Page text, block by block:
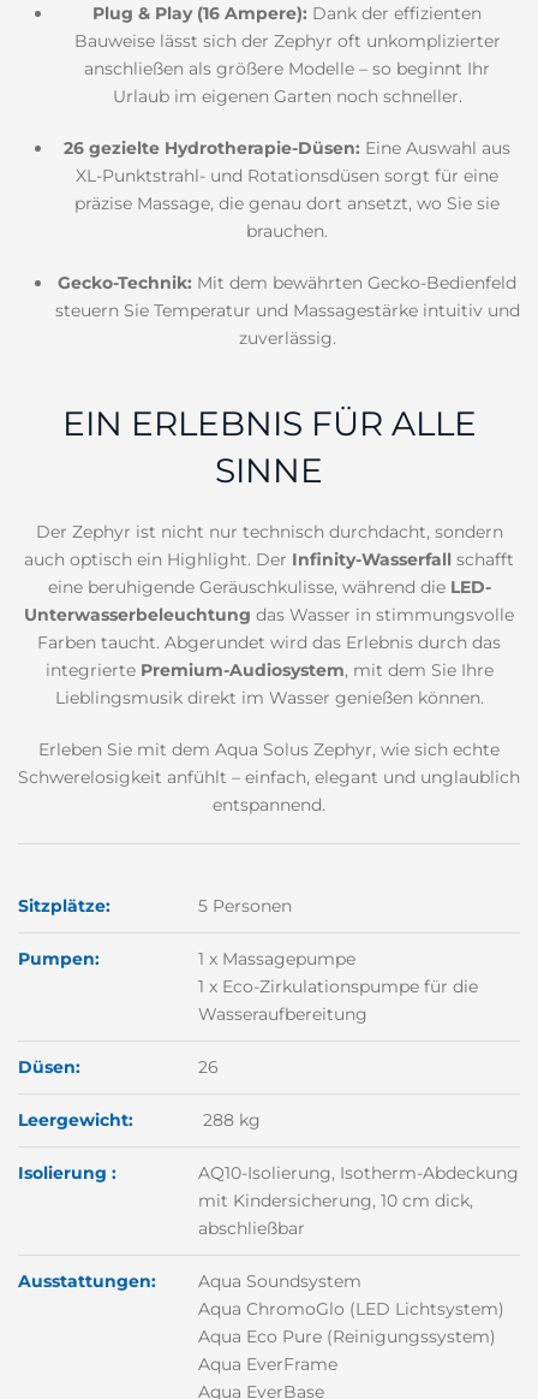
Plug & Play (16 Ampere): Dank der effizienten
Bauweise lässt sich der Zephyr oft unkomplizierter
anschließen als größere Modelle – so beginnt Ihr
Urlaub im eigenen Garten noch schneller.
26 gezielte Hydrotherapie-Düsen: Eine Auswahl aus
XL-Punktstrahl- und Rotationsdüsen sorgt für eine
präzise Massage, die genau dort ansetzt, wo Sie sie
brauchen.
Gecko-Technik: Mit dem bewährten Gecko-Bedienfeld
steuern Sie Temperatur und Massagestärke intuitiv und
zuverlässig.
EIN ERLEBNIS FÜR ALLE
SINNE
Der Zephyr ist nicht nur technisch durchdacht, sondern
auch optisch ein Highlight. Der Infinity-Wasserfall schafft
eine beruhigende Geräuschkulisse, während die LED-
Unterwasserbeleuchtung das Wasser in stimmungsvolle
Farben taucht. Abgerundet wird das Erlebnis durch das
integrierte Premium-Audiosystem, mit dem Sie Ihre
Lieblingsmusik direkt im Wasser genießen können.
Erleben Sie mit dem Aqua Solus Zephyr, wie sich echte
Schwerelosigkeit anfühlt – einfach, elegant und unglaublich
entspannend.
Sitzplätze: 5 Personen
Pumpen:
1 x Massagepumpe
1 x Eco-Zirkulationspumpe für die
Wasseraufbereitung
Düsen: 26
Leergewicht: 288 kg
Isolierung :
AQ10-Isolierung, Isotherm-Abdeckung
mit Kindersicherung, 10 cm dick,
abschließbar
Ausstattungen:
Aqua Soundsystem
Aqua ChromoGlo (LED Lichtsystem)
Aqua Eco Pure (Reinigungssystem)
Aqua EverFrame
Aqua EverBase